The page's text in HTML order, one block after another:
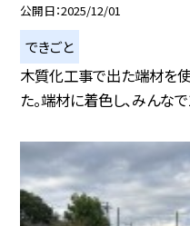
公開日 2025/12/01
できごと
木質化工事で出た端材を
た。端材に着色し、みんな